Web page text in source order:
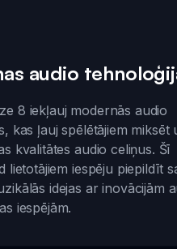
audio
8 iekļauj modernās audio
kas ļauj spēlētājiem miksēt
kvalitātes audio celiņus. Šī
lietotājiem iespēju piepildīt
idejas ar inovācijām
iespējām.